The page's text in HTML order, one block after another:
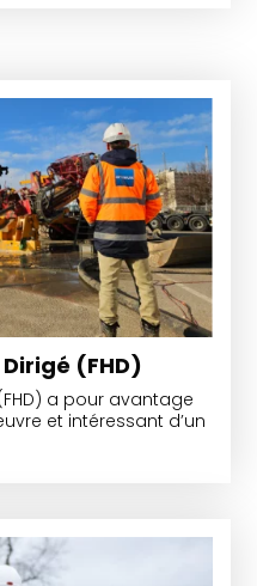
(FHD)
a pour avantage
et intéressant d’un